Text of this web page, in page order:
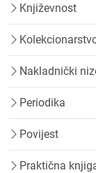
Književnost
Nakladnički
Periodika
Povijest
Praktična